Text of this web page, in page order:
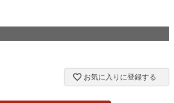
お気に入りに登録する